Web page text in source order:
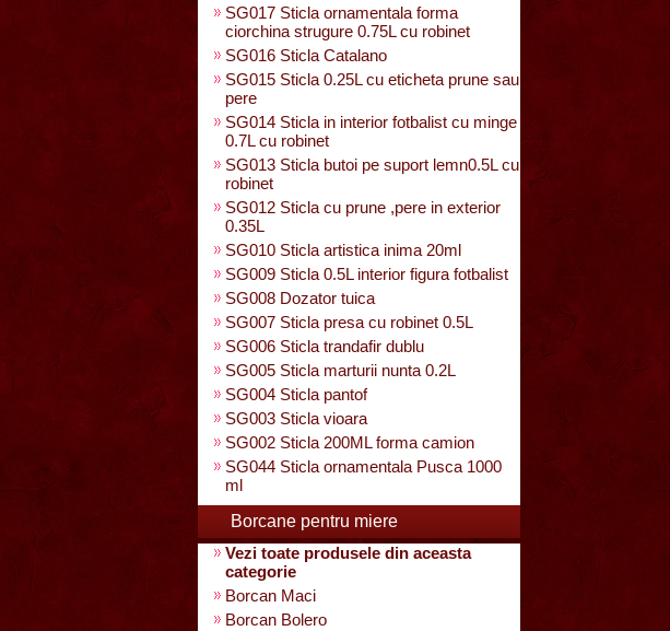
SG017 Sticla ornamentala forma
ciorchina strugure 0.75L cu robinet
SG016 Sticla Catalano
SG015 Sticla 0.25L cu eticheta prune sau
pere
SG014 Sticla in interior fotbalist cu minge
0.7L cu robinet
SG013 Sticla butoi pe suport lemn0.5L cu
robinet
SG012 Sticla cu prune ,pere in exterior
0.35L
SG010 Sticla artistica inima 20ml
SG009 Sticla 0.5L interior figura fotbalist
SG008 Dozator tuica
SG007 Sticla presa cu robinet 0.5L
SG006 Sticla trandafir dublu
SG005 Sticla marturii nunta 0.2L
SG004 Sticla pantof
SG003 Sticla vioara
SG002 Sticla 200ML forma camion
SG044 Sticla ornamentala Pusca 1000
ml
Borcane pentru miere
Vezi toate produsele din aceasta
categorie
Borcan Maci
Borcan Bolero